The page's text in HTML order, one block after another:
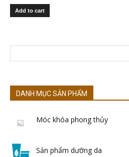
Add to cart
DANH MỤC SẢN PHẨM
Móc khóa phong thủy
Sản phẩm dưỡng da